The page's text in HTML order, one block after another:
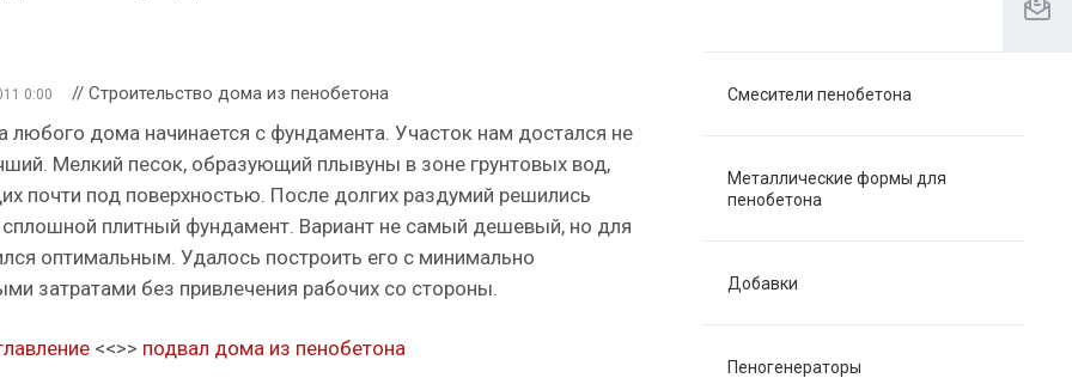
0:00 // Строительство дома из пенобетона
любого дома начинается с фундамента. Участок нам достался не
Мелкий песок, образующий плывуны в зоне грунтовых вод,
почти под поверхностью. После долгих раздумий решились
плитный фундамент. Вариант не самый дешевый, но для
оптимальным. Удалось построить его с минимально
затратами без привлечения рабочих со стороны.
<<>> подвал дома из пенобетона
Смесители пенобетона
Металлические формы для
пенобетона
Добавки
Пеногенераторы